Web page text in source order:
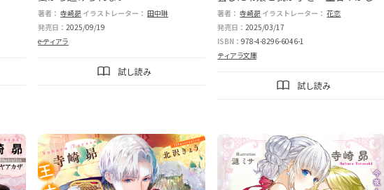
著者：寺崎昴 イラストレーター：田中琳
発売日：2025/09/19
e-ティアラ
試し読み
い
著者：寺崎昴 イラストレーター：花恋
発売日：2025/03/17
ISBN：978-4-8296-6046-1
ティアラ文庫
試し読み